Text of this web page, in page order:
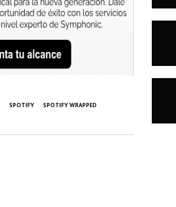
SPOTIFY SPOTIFY WRAPPED